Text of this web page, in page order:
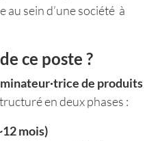
sein d’une société à
ce poste ?
de produits
en deux phases :
mois)